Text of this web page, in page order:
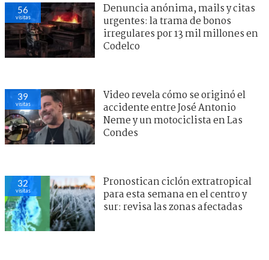
56
visitas
Denuncia anónima, mails y citas
urgentes: la trama de bonos
irregulares por 13 mil millones en
Codelco
39
visitas
Video revela cómo se originó el
accidente entre José Antonio
Neme y un motociclista en Las
Condes
32
visitas
Pronostican ciclón extratropical
para esta semana en el centro y
sur: revisa las zonas afectadas